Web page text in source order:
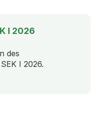
I 2026
des
I 2026.